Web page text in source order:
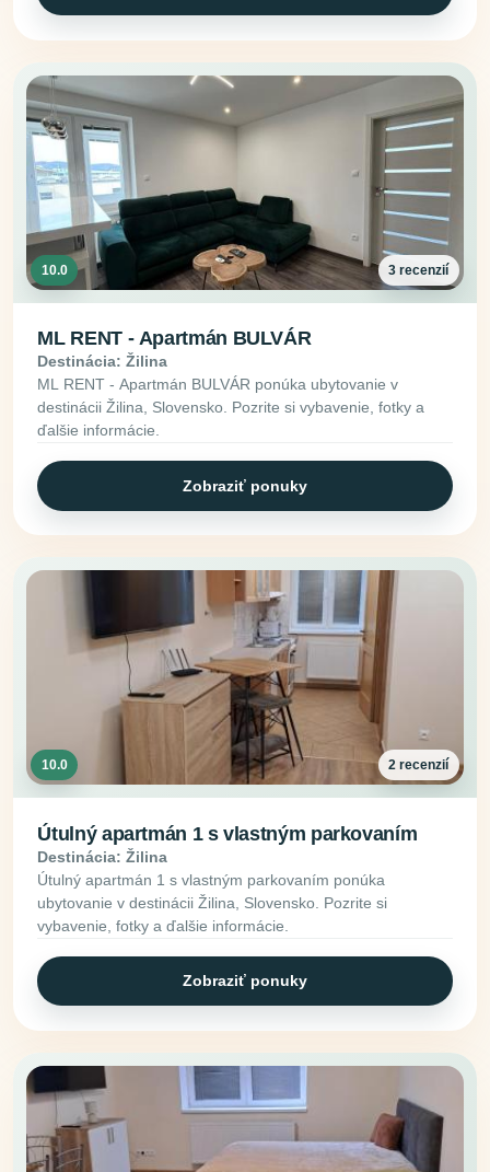
10.0 3 recenzií
ML RENT - Apartmán BULVÁR
Destinácia: Žilina
ML RENT - Apartmán BULVÁR ponúka ubytovanie v
destinácii Žilina, Slovensko. Pozrite si vybavenie, fotky a
ďalšie informácie.
Zobraziť ponuky
10.0 2 recenzií
Útulný apartmán 1 s vlastným parkovaním
Destinácia: Žilina
Útulný apartmán 1 s vlastným parkovaním ponúka
ubytovanie v destinácii Žilina, Slovensko. Pozrite si
vybavenie, fotky a ďalšie informácie.
Zobraziť ponuky